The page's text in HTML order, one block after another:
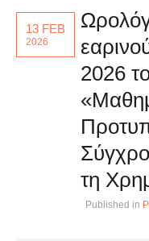
13 FEB
2026
2026
τη
Published in